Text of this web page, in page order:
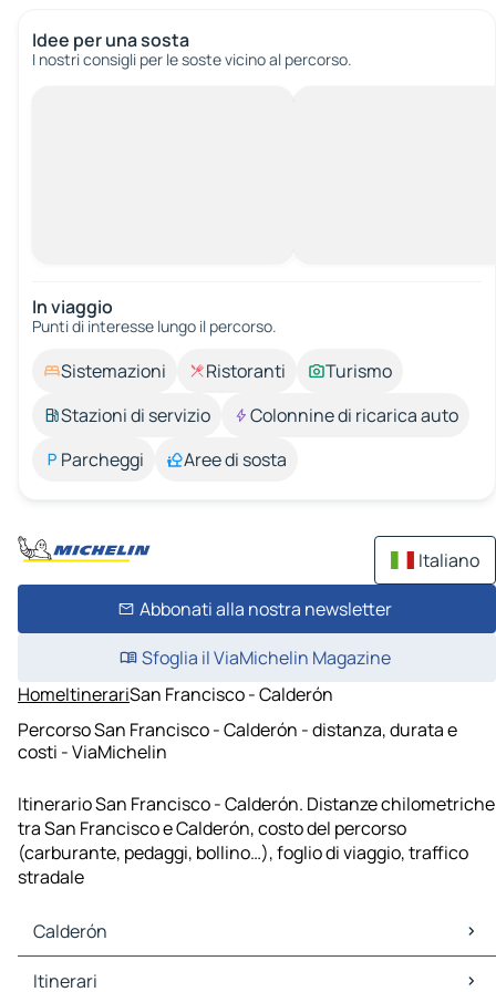
Idee per una sosta
I nostri consigli per le soste vicino al percorso.
In viaggio
Punti di interesse lungo il percorso.
Sistemazioni Ristoranti
Turismo
Stazioni di servizio
Colonnine di ricarica auto
Parcheggi
Aree di sosta
Italiano
Abbonati alla nostra newsletter
Sfoglia il ViaMichelin Magazine
HomeItinerariSan Francisco - Calderón
Percorso San Francisco - Calderón - distanza, durata e
costi - ViaMichelin
Itinerario San Francisco - Calderón. Distanze chilometriche
tra San Francisco e Calderón, costo del percorso
(carburante, pedaggi, bollino…), foglio di viaggio, traffico
stradale
Calderón
Calderón Mappe Piantine
Itinerari